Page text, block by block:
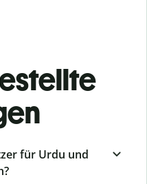
für Urdu und